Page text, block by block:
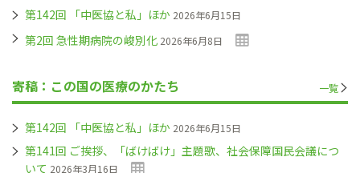
第142回 「中医協と私」ほか 2026年6月15日
第2回 急性期病院の峻別化 2026年6月8日
寄稿：この国の医療のかたち 一覧
第142回 「中医協と私」ほか 2026年6月15日
第141回 ご挨拶、「ばけばけ」主題歌、社会保障国民会議につ
いて 2026年3月16日